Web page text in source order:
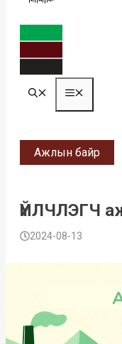
Ажлын байр
ҮЙЛЧЛЭГЧ
2024-08-13